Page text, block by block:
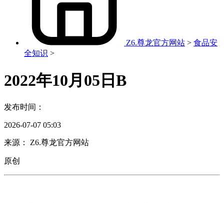
Z6.尊龙官方网站 > 食品安
全知识 >
2022年10月05日B
发布时间：
2026-07-07 05:03
来源： Z6.尊龙官方网站
原创